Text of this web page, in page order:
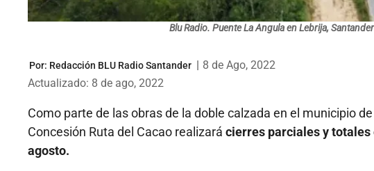
Blu Radio. Puente La Angula en Lebrija,
Por: Redacción BLU Radio Santander | 8 de Ago, 2022
Actualizado: 8 de ago, 2022
Como parte de las obras de la doble calzada en el municipio
Concesión Ruta del Cacao realizará cierres parciales y totales
agosto.